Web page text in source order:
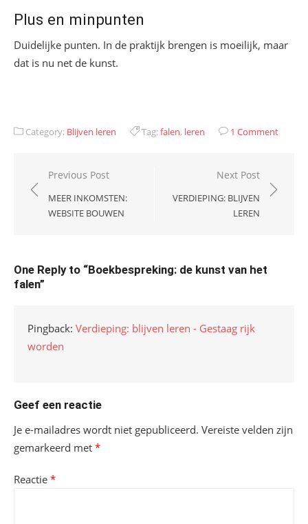
Plus en minpunten
Duidelijke punten. In de praktijk brengen is moeilijk, maar
dat is nu net de kunst.
Category: Blijven leren Tag:falen, leren 1 Comment
Bericht
navigatie
Previous Post
MEER INKOMSTEN:
WEBSITE BOUWEN
Next Post
VERDIEPING: BLIJVEN
LEREN
One Reply to “Boekbespreking: de kunst van het
falen”
Pingback: Verdieping: blijven leren - Gestaag rijk
worden
Geef een reactie
Je e-mailadres wordt niet gepubliceerd. Vereiste velden zijn
gemarkeerd met *
Reactie *